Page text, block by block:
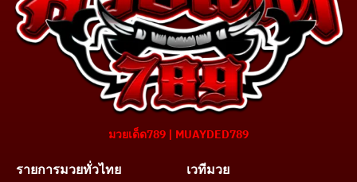
มวยเด็ด789 | MUAYDED789
รายการมวยทั่วไทย เวทีมวย